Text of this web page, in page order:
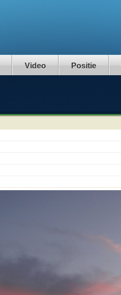
Video Positie